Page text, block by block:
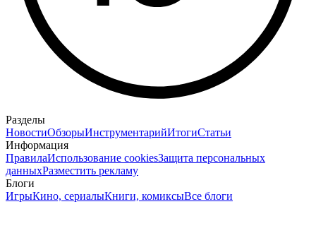
Разделы
НовостиОбзорыИнструментарийИтогиСтатьи
Информация
ПравилаИспользование cookiesЗащита персональных
данныхРазместить рекламу
Блоги
ИгрыКино, сериалыКниги, комиксыВсе блоги